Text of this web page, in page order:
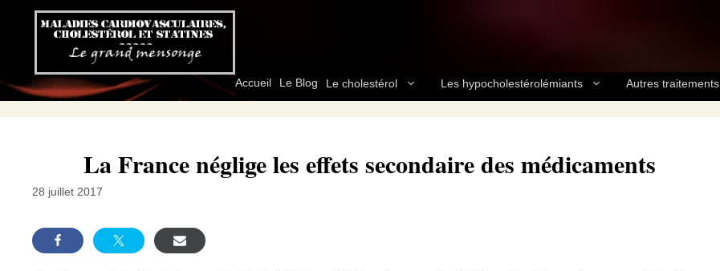
Accueil Le Blog Le cholestérol Les hypocholestérolémiants Autres traitements
La France néglige les effets secondaire des médicaments
28 juillet 2017